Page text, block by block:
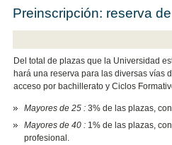
Preinscripción: reserva
Del total de plazas que la Universidad
hará una reserva para las diversas vías
acceso por bachillerato y Ciclos
Mayores de 25 : 3% de las plazas,
Mayores de 40 : 1% de las plazas,
profesional.